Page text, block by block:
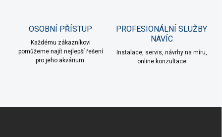
OSOBNÍ PŘÍSTUP
Každému zákazníkovi
pomůžeme najít nejlepší řešení
pro jeho akvárium.
PROFESIONÁLNÍ SLUŽBY
NAVÍC
Instalace, servis, návrhy na míru,
online konzultace